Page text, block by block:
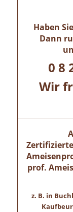
Haben
Dann
0 8
Wir
prof.
z. B. in